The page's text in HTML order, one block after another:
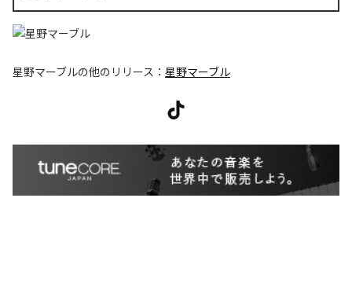
星野マーブルの他のリリース： 星野マーブル